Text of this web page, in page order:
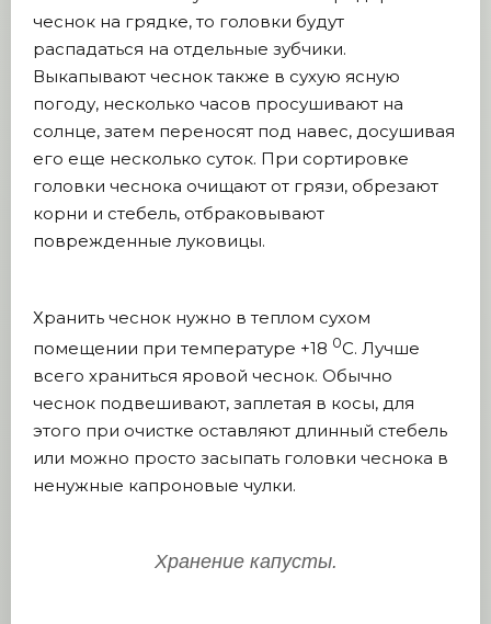
чеснок на грядке, то головки будут
распадаться на отдельные зубчики.
Выкапывают чеснок также в сухую ясную
погоду, несколько часов просушивают на
солнце, затем переносят под навес, досушивая
его еще несколько суток. При сортировке
головки чеснока очищают от грязи, обрезают
корни и стебель, отбраковывают
поврежденные луковицы.
Хранить чеснок нужно в теплом сухом
помещении при температуре +18 0С. Лучше
всего храниться яровой чеснок. Обычно
чеснок подвешивают, заплетая в косы, для
этого при очистке оставляют длинный стебель
или можно просто засыпать головки чеснока в
ненужные капроновые чулки.
Хранение капусты.